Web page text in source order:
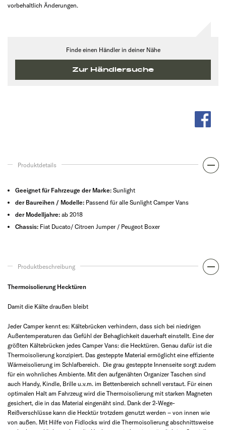
vorbehaltlich Änderungen.
Finde einen Händler in deiner Nähe
Zur Händlersuche
Produktdetails
Geeignet für Fahrzeuge der Marke: Sunlight
der Baureihen / Modelle: Passend für alle Sunlight Camper Vans
der Modelljahre: ab 2018
Chassis: Fiat Ducato/ Citroen Jumper / Peugeot Boxer
Produktbeschreibung
Thermoisolierung Hecktüren
Damit die Kälte draußen bleibt
Jeder Camper kennt es: Kältebrücken verhindern, dass sich bei niedrigen
Außentemperaturen das Gefühl der Behaglichkeit dauerhaft einstellt. Eine der
größten Kältebrücken jedes Camper Vans: die Hecktüren. Genau dafür ist die
Thermoisolierung konzipiert. Das gesteppte Material ermöglicht eine effiziente
Wärmeisolierung im Schlafbereich. Die grau gesteppte Innenseite sorgt zudem
für ein wohnliches Ambiente. Mit den aufgenähten Organizer Taschen sind
auch Handy, Kindle, Brille u.v.m. im Bettenbereich schnell verstaut. Für einen
optimalen Halt am Fahrzeug wird die Thermoisolierung mit starken Magneten
gesichert, die in das Material eingenäht sind. Dank der 2-Wege-
Reißverschlüsse kann die Hecktür trotzdem genutzt werden – von innen wie
von außen. Mit Hilfe von Fidlocks wird die Thermoisolierung abschnittsweise